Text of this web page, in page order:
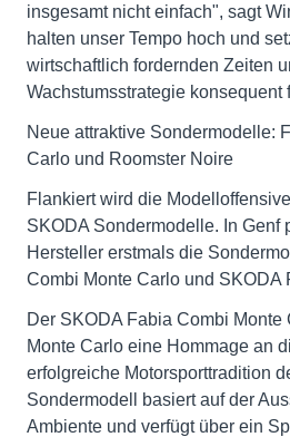
insgesamt nicht einfach", sagt
halten unser Tempo hoch und
wirtschaftlich fordernden Zeiten
Wachstumsstrategie konsequent
Neue attraktive Sondermodelle:
Carlo und Roomster Noire
Flankiert wird die
SKODA Sondermodelle. In Genf
Hersteller erstmals die
Combi Monte Carlo und SKODA
Der SKODA Fabia Combi
Monte Carlo eine Hommage an
erfolgreiche Motorsporttradition
Sondermodell basiert auf der
Ambiente und verfügt über ein